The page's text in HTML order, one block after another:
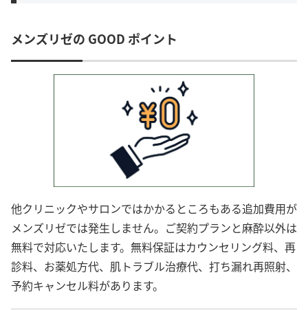
メンズリゼの GOOD ポイント
他クリニックやサロンではかかるところもある追加費用が
メンズリゼでは発生しません。ご契約プランと麻酔以外は
無料で対応いたします。無料保証はカウンセリング料、再
診料、お薬処方代、肌トラブル治療代、打ち漏れ再照射、
予約キャンセル料があります。